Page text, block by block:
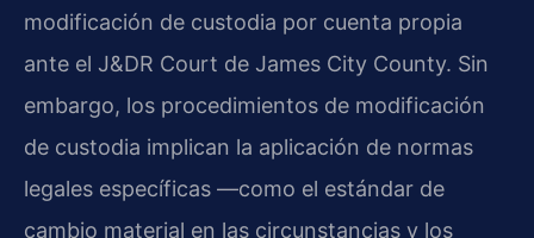
modificación de custodia por cuenta propia
ante el J&DR Court de James City County. Sin
embargo, los procedimientos de modificación
de custodia implican la aplicación de normas
legales específicas —como el estándar de
cambio material en las circunstancias y los